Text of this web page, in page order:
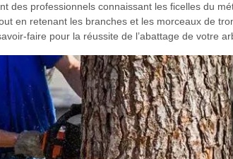
des professionnels connaissant les ficelles du
en retenant les branches et les morceaux de
faire pour la réussite de l’abattage de votre